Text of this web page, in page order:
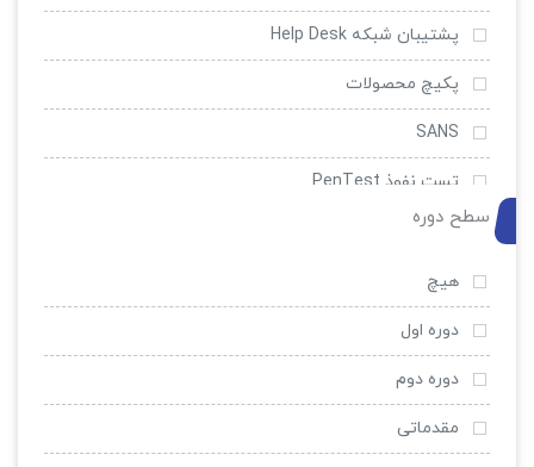
پشتیبان شبکه Help Desk
پکیچ محصولات
SANS
تست نفوذ PenTest
امنیت و ضد هک
EC-Council
سیسکو
میکروتیک
وی ام ور
سطح دوره
هیچ
دوره اول
دوره دوم
مقدماتی